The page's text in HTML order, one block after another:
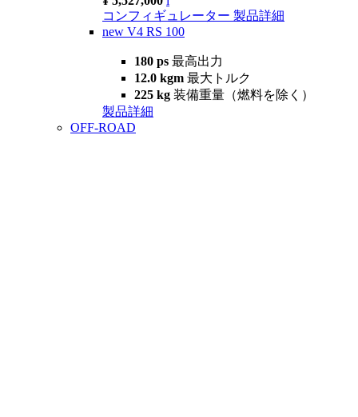
コンフィギュレーター 製品詳細
new V4 RS 100
180 ps 最高出力
12.0 kgm 最大トルク
225 kg 装備重量（燃料を除く）
製品詳細
OFF-ROAD